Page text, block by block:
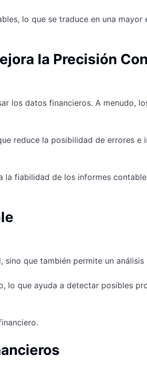
lo que se traduce en una
la Precisión
los datos financieros. A menudo,
reduce la posibilidad de errores e
fiabilidad de los informes
que también permite un
lo que ayuda a detectar posibles